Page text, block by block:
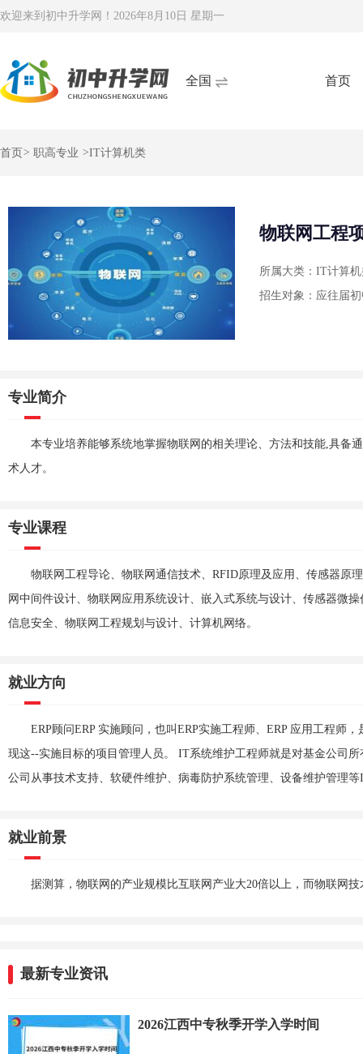
欢迎来到初中升学网！ 2026年8月10日 星期一
全国 首页
首页 > 职高专业 >IT计算机类
物联网工程
所属大类：IT计算
招生对象：应往届
专业简介
本专业培养能够系统地掌握物联网的相关理论、方法和技能,具备
术人才。
专业课程
物联网工程导论、物联网通信技术、RFID原理及应用、传感器原
网中间件设计、物联网应用系统设计、嵌入式系统与设计、传感器微
信息安全、物联网工程规划与设计、计算机网络。
就业方向
ERP顾问ERP 实施顾问，也叫ERP实施工程师、ERP 应用工程师
现这--实施目标的项目管理人员。 IT系统维护工程师就是对基金公司
公司从事技术支持、软硬件维护、病毒防护系统管理、设备维护管理
就业前景
据测算，物联网的产业规模比互联网产业大20倍以上，而物联网
最新专业资讯
2026江西中专秋季开学入学时间